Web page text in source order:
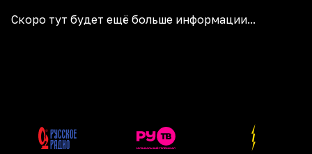
Скоро тут будет ещё больше информации...